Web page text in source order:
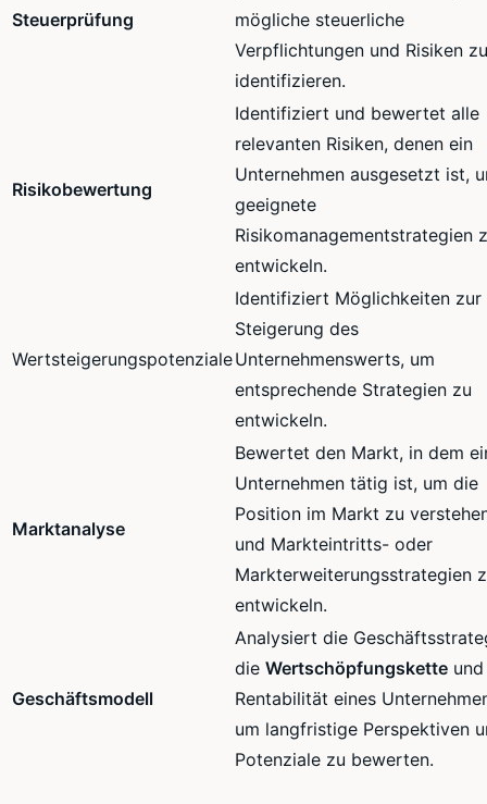
Steuerprüfung
mögliche steuerliche
Verpflichtungen und Risiken zu
identifizieren.
Risikobewertung
Identifiziert und bewertet alle
relevanten Risiken, denen ein
Unternehmen ausgesetzt ist,
geeignete
Risikomanagementstrategien
entwickeln.
Wertsteigerungspotenziale
Identifiziert Möglichkeiten zur
Steigerung des
Unternehmenswerts, um
entsprechende Strategien zu
entwickeln.
Marktanalyse
Bewertet den Markt, in dem
Unternehmen tätig ist, um die
Position im Markt zu
und Markteintritts- oder
Markterweiterungsstrategien
entwickeln.
Geschäftsmodell
Analysiert die
die Wertschöpfungskette
Rentabilität eines
um langfristige Perspektiven
Potenziale zu bewerten.